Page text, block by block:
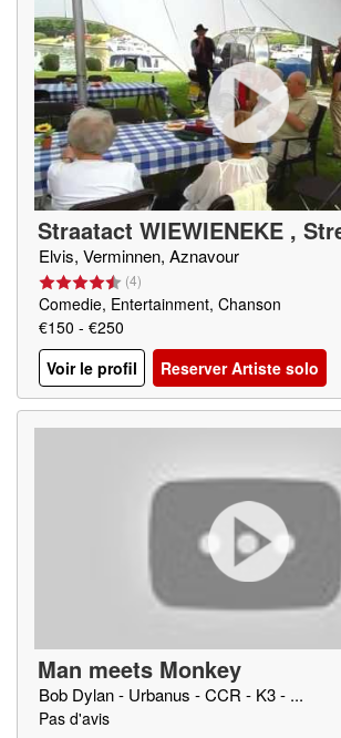
Straatact WIEWIENEKE ,
ance Wiewieneke, Act de rue
e
Elvis, Verminnen, Aznavour
(4)
Comedie, Entertainment, Chanson
€150 - €250
Voir le profil
Reserver Artiste solo
Man meets Monkey
Bob Dylan - Urbanus - CCR - K3 - ...
Pas d'avis